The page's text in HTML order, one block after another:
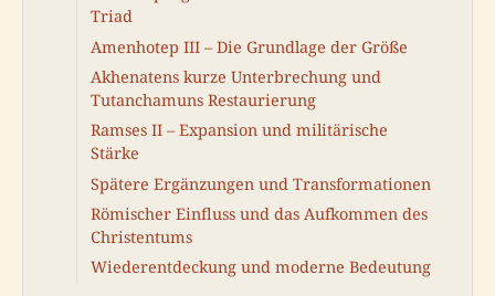
Triad
Amenhotep III – Die Grundlage der Größe
Akhenatens kurze Unterbrechung und
Tutanchamuns Restaurierung
Ramses II – Expansion und militärische
Stärke
Spätere Ergänzungen und Transformationen
Römischer Einfluss und das Aufkommen des
Christentums
Wiederentdeckung und moderne Bedeutung